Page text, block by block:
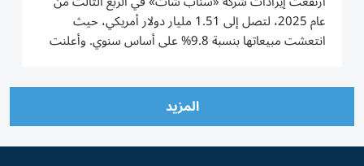
عام 2025، لتصل إلى 1.51 مليار دولار أمريكي، حيث
انتعشت مبيعاتها بنسبة 9.8% على أساس سنوي. وأعلنت
لدمج ميزات البحث الخاصة بشركة...
المزيد